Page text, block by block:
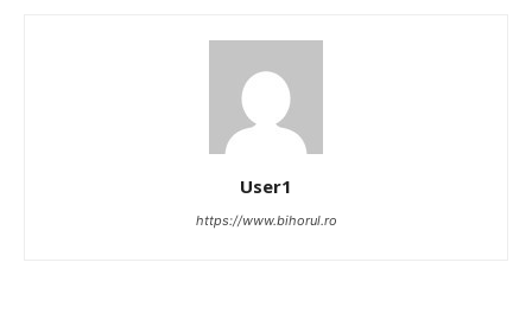
User1
https://www.bihorul.ro